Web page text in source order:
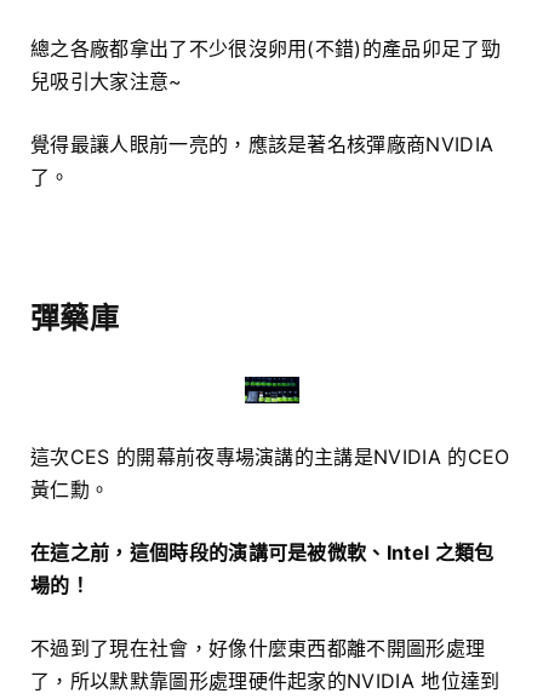
總之各廠都拿出了不少很沒卵用(不錯)的產品卯足了勁
兒吸引大家注意~
覺得最讓人眼前一亮的，應該是著名核彈廠商NVIDIA
了。
彈藥庫
這次CES 的開幕前夜專場演講的主講是NVIDIA 的CEO
黃仁勳。
在這之前，這個時段的演講可是被微軟、Intel 之類包
場的！
不過到了現在社會，好像什麼東西都離不開圖形處理
了，所以默默靠圖形處理硬件起家的NVIDIA 地位達到